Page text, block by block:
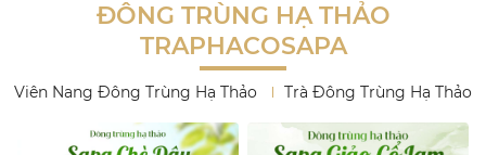
ĐÔNG TRÙNG HẠ THẢO
TRAPHACOSAPA
Viên Nang Đông Trùng Hạ Thảo Trà Đông Trùng Hạ Thảo